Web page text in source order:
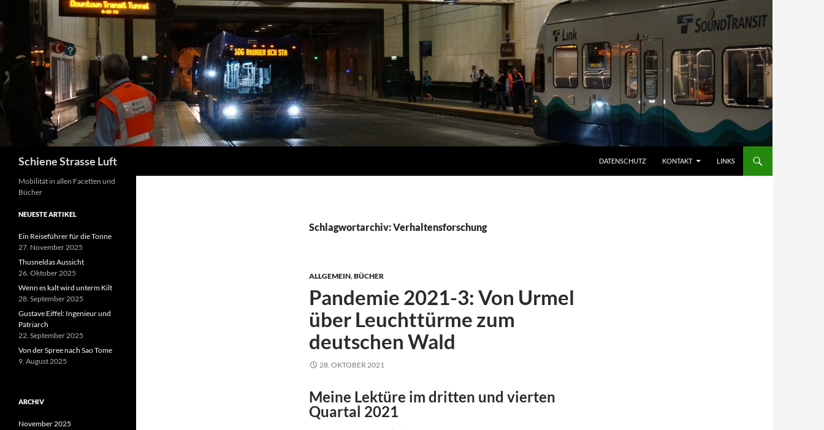
Inhalt
Schiene Strasse Luft DATENSCHUTZ KONTAKT LINKS
Schlagwortarchiv: Verhaltensforschung
ALLGEMEIN,BÜCHER
Pandemie 2021-3: Von Urmel
über Leuchttürme zum
deutschen Wald
28. OKTOBER 2021
Meine Lektüre im dritten und vierten
Quartal 2021
Mobilität in allen Facetten und
Bücher
NEUESTE ARTIKEL
Ein Reiseführer für die Tonne
27. November 2025
Thusneldas Aussicht
26. Oktober 2025
Wenn es kalt wird unterm Kilt
28. September 2025
Gustave Eiffel: Ingenieur und
Patriarch
22. September 2025
Von der Spree nach Sao Tome
9. August 2025
ARCHIV
November 2025